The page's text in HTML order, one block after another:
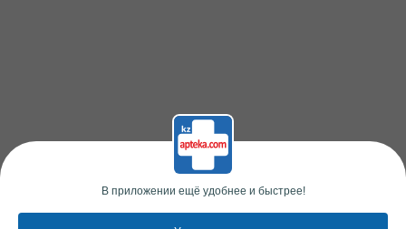
В приложении ещё удобнее и быстрее!